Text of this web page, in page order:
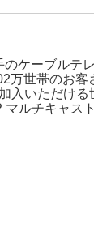
ケーブルテ
世帯のお
入いただけ
ルチキャス